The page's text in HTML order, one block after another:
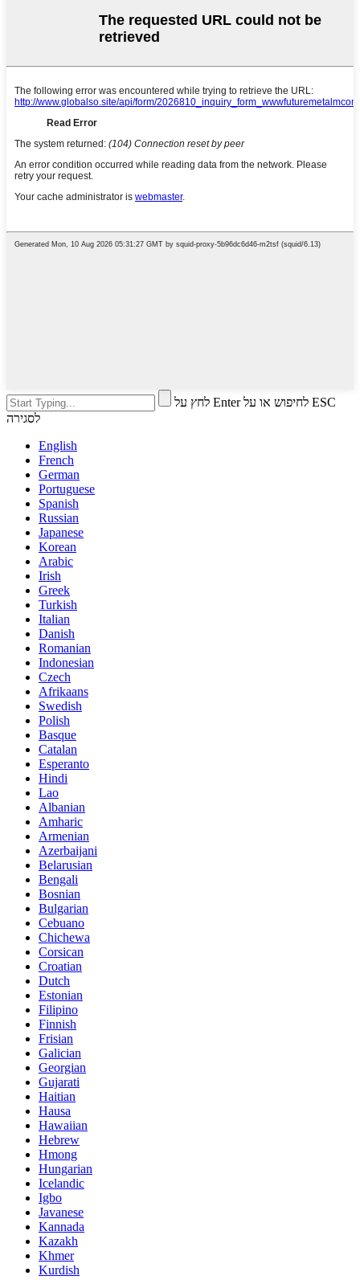
לחץ על Enter לחיפוש או על ESC
לסגירה
English
French
German
Portuguese
Spanish
Russian
Japanese
Korean
Arabic
Irish
Greek
Turkish
Italian
Danish
Romanian
Indonesian
Czech
Afrikaans
Swedish
Polish
Basque
Catalan
Esperanto
Hindi
Lao
Albanian
Amharic
Armenian
Azerbaijani
Belarusian
Bengali
Bosnian
Bulgarian
Cebuano
Chichewa
Corsican
Croatian
Dutch
Estonian
Filipino
Finnish
Frisian
Galician
Georgian
Gujarati
Haitian
Hausa
Hawaiian
Hebrew
Hmong
Hungarian
Icelandic
Igbo
Javanese
Kannada
Kazakh
Khmer
Kurdish